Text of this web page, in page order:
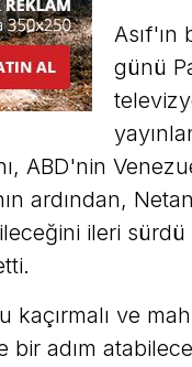
Asıf'ın
günü
ABD'nin
ardından,
ileri
kaçırmalı ve
adım